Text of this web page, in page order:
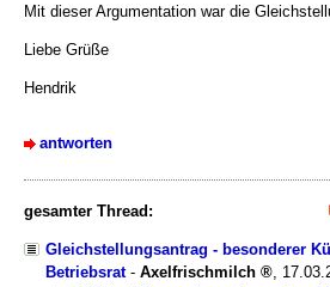
Mit dieser Argumentation war die
Liebe Grüße
Hendrik
antworten
gesamter Thread:
Gleichstellungsantrag - besonderer
Betriebsrat- Axelfrischmilch ,